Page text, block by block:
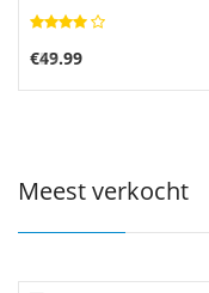
€49.99
Meest verkocht